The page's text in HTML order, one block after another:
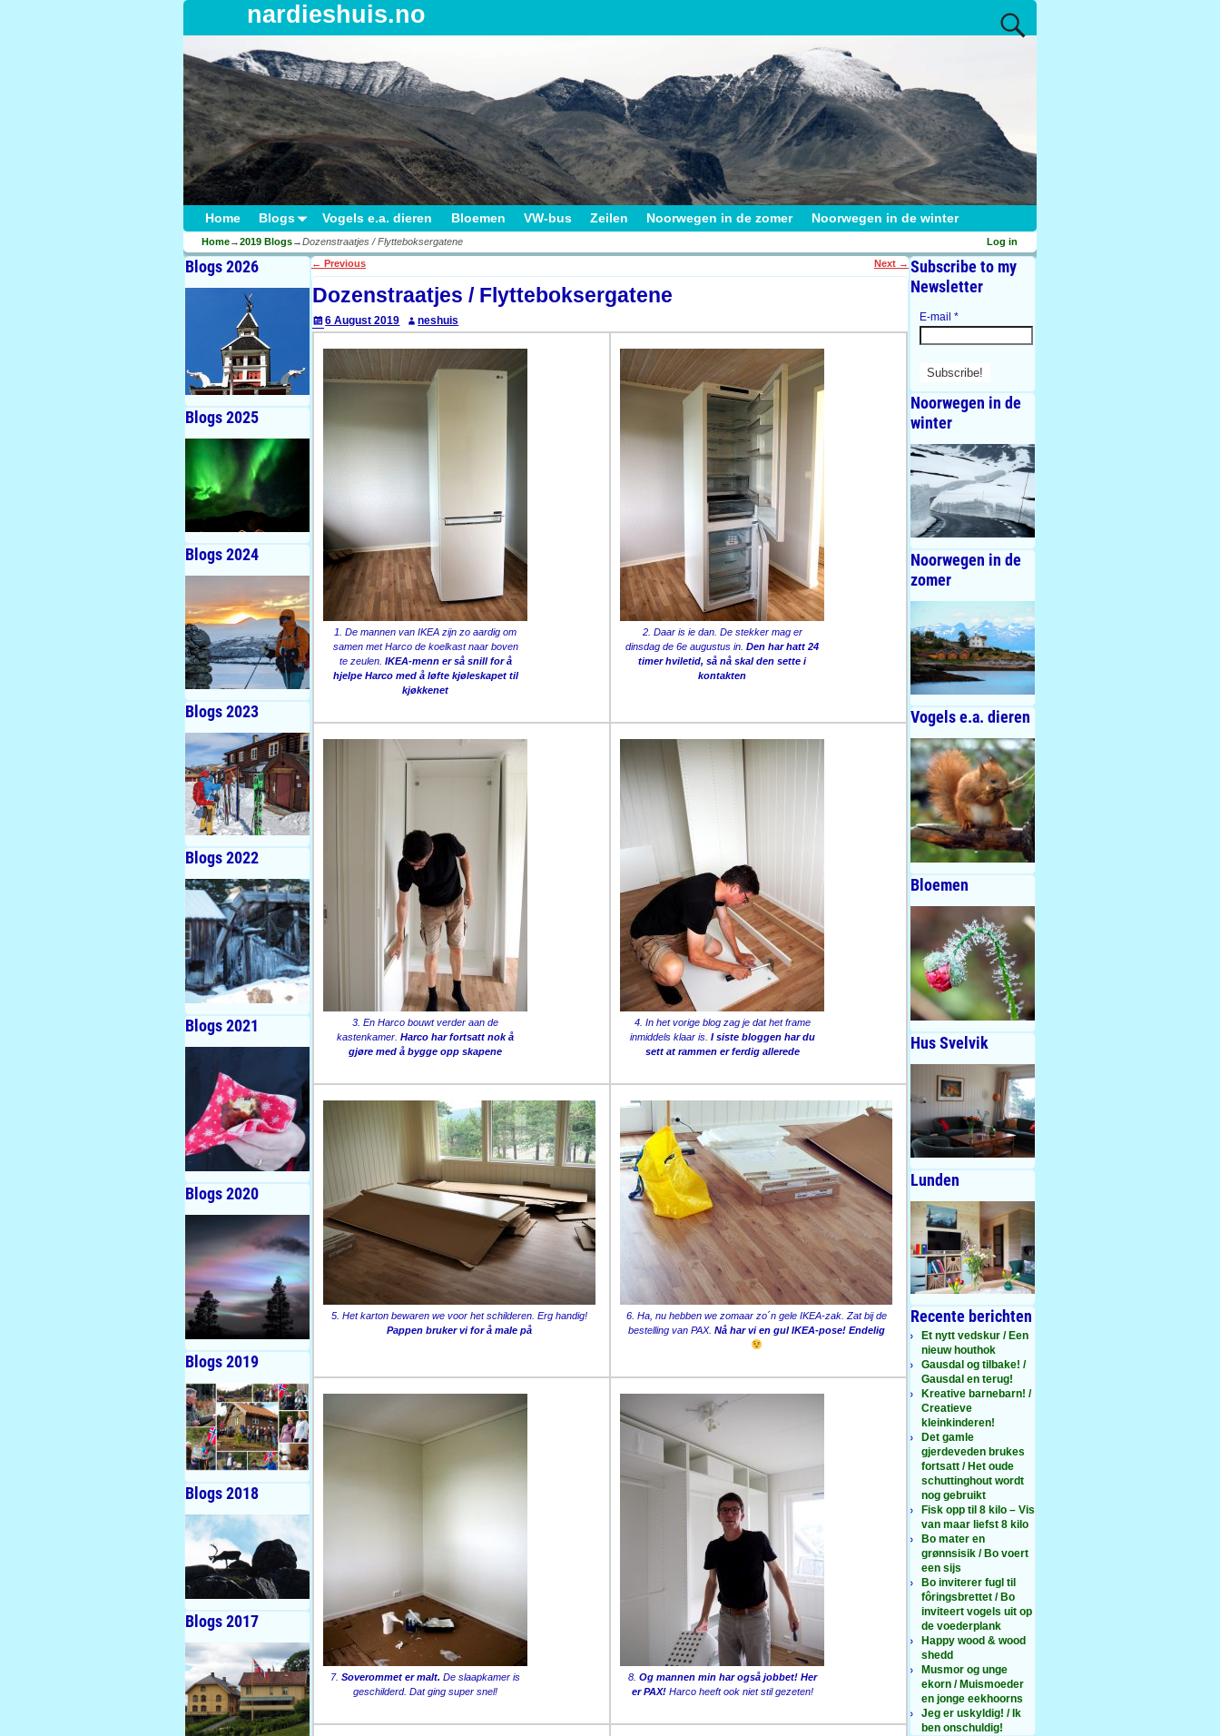
nardieshuis.no
Home Blogs Vogels e.a. dieren Bloemen VW-bus Zeilen Noorwegen in de zomer Noorwegen in de winter
Home→2019 Blogs→Dozenstraatjes / Flytteboksergatene Log in
Post navigation
← Previous Next →
Dozenstraatjes / Flytteboksergatene
6 August 2019 neshuis
1. De mannen van IKEA zijn zo aardig om
samen met Harco de koelkast naar boven
te zeulen. IKEA-menn er så snill for å
hjelpe Harco med å løfte kjøleskapet til
kjøkkenet
2. Daar is ie dan. De stekker mag er
dinsdag de 6e augustus in.Den har hatt 24
timer hviletid, så nå skal den sette i
kontakten
3. En Harco bouwt verder aan de
kastenkamer. Harco har fortsatt nok å
gjøre med å bygge opp skapene
4. In het vorige blog zag je dat het frame
inmiddels klaar is. I siste bloggen har du
sett at rammen er ferdig allerede
5. Het karton bewaren we voor het schilderen. Erg handig!
Pappen bruker vi for å male på
6. Ha, nu hebben we zomaar zo´n gele IKEA-zak. Zat bij de
bestelling van PAX. Nå har vi en gul IKEA-pose! Endelig
7.Soverommet er malt. De slaapkamer is
geschilderd. Dat ging super snel!
8. Og mannen min har også jobbet! Her
er PAX!Harco heeft ook niet stil gezeten!
Blogs 2026
Blogs 2025
Blogs 2024
Blogs 2023
Blogs 2022
Blogs 2021
Blogs 2020
Blogs 2019
Blogs 2018
Blogs 2017
Subscribe to my
Newsletter
E-mail *
Noorwegen in de
winter
Noorwegen in de
zomer
Vogels e.a. dieren
Bloemen
Hus Svelvik
Lunden
Recente berichten
Et nytt vedskur / Een
nieuw houthok
Gausdal og tilbake! /
Gausdal en terug!
Kreative barnebarn! /
Creatieve
kleinkinderen!
Det gamle
gjerdeveden brukes
fortsatt / Het oude
schuttinghout wordt
nog gebruikt
Fisk opp til 8 kilo – Vis
van maar liefst 8 kilo
Bo mater en
grønnsisik / Bo voert
een sijs
Bo inviterer fugl til
fôringsbrettet / Bo
inviteert vogels uit op
de voederplank
Happy wood & wood
shedd
Musmor og unge
ekorn / Muismoeder
en jonge eekhoorns
Jeg er uskyldig! / Ik
ben onschuldig!